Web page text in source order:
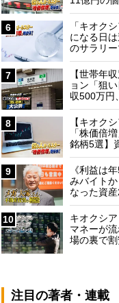
6
「キオク
になる日
のサラリ
7
【世帯年
ョン「狙
収500万円
8
【キオク
「株価倍
銘柄5選】
9
《利益は
みバイトか
なった資
10
キオクシ
マネーが
場の裏で
注目の著者・連載